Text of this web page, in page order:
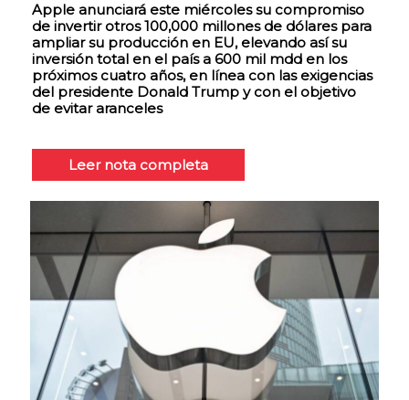
Apple anunciará este miércoles su compromiso
de invertir otros 100,000 millones de dólares para
ampliar su producción en EU, elevando así su
inversión total en el país a 600 mil mdd en los
próximos cuatro años, en línea con las exigencias
del presidente Donald Trump y con el objetivo
de evitar aranceles
Leer nota completa